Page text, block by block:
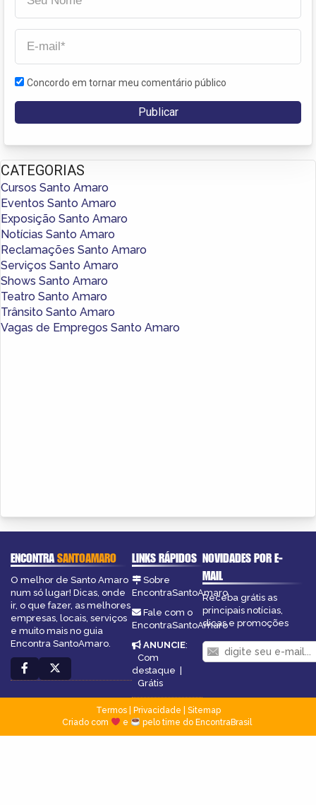
Concordo em tornar meu comentário público
CATEGORIAS
Cursos Santo Amaro
Eventos Santo Amaro
Exposição Santo Amaro
Notícias Santo Amaro
Reclamações Santo Amaro
Serviços Santo Amaro
Shows Santo Amaro
Teatro Santo Amaro
Trânsito Santo Amaro
Vagas de Empregos Santo Amaro
ENCONTRASANTOAMARO
O melhor de Santo Amaro
num só lugar! Dicas, onde
ir, o que fazer, as melhores
empresas, locais, serviços
e muito mais no guia
Encontra SantoAmaro.
LINKS RÁPIDOS
Sobre
EncontraSantoAmaro
Fale com o
EncontraSantoAmaro
ANUNCIE:
Com
destaque
Grátis
NOVIDADES POR E-
MAIL
Receba grátis as
principais notícias,
dicas e promoções
Termos| Privacidade
Sitemap
Criado com
e pelo time do EncontraBrasil